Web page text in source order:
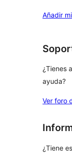
estrellas
de
Añadir
¿Tienes
ayuda?
Ver foro
¿Tiene